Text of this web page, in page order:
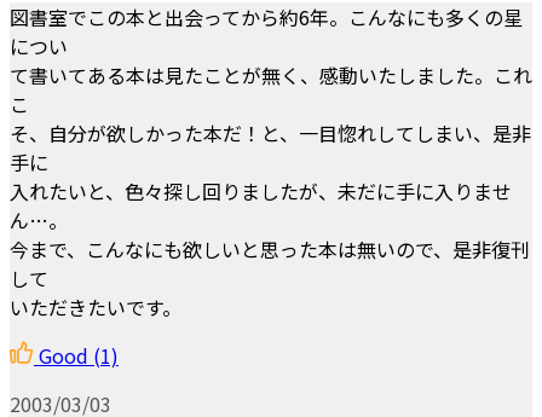
図書室でこの本と出会ってから約6年。こんなにも多くの星
につい
て書いてある本は見たことが無く、感動いたしました。これ
こ
そ、自分が欲しかった本だ！と、一目惚れしてしまい、是非
手に
入れたいと、色々探し回りましたが、未だに手に入りませ
ん…。
今まで、こんなにも欲しいと思った本は無いので、是非復刊
して
いただきたいです。
Good (1)
2003/03/03